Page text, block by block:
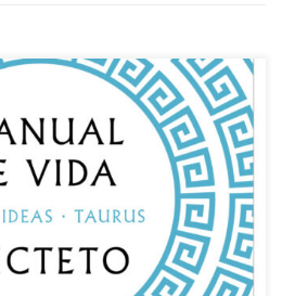
Epicteto (Taurus, Great Ideas, 2023)